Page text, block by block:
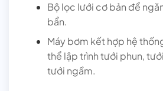
Bộ lọc lưới cơ bản để
bẩn.
Máy bơm kết hợp hệ
thể lập trình tưới phun,
tưới ngầm.